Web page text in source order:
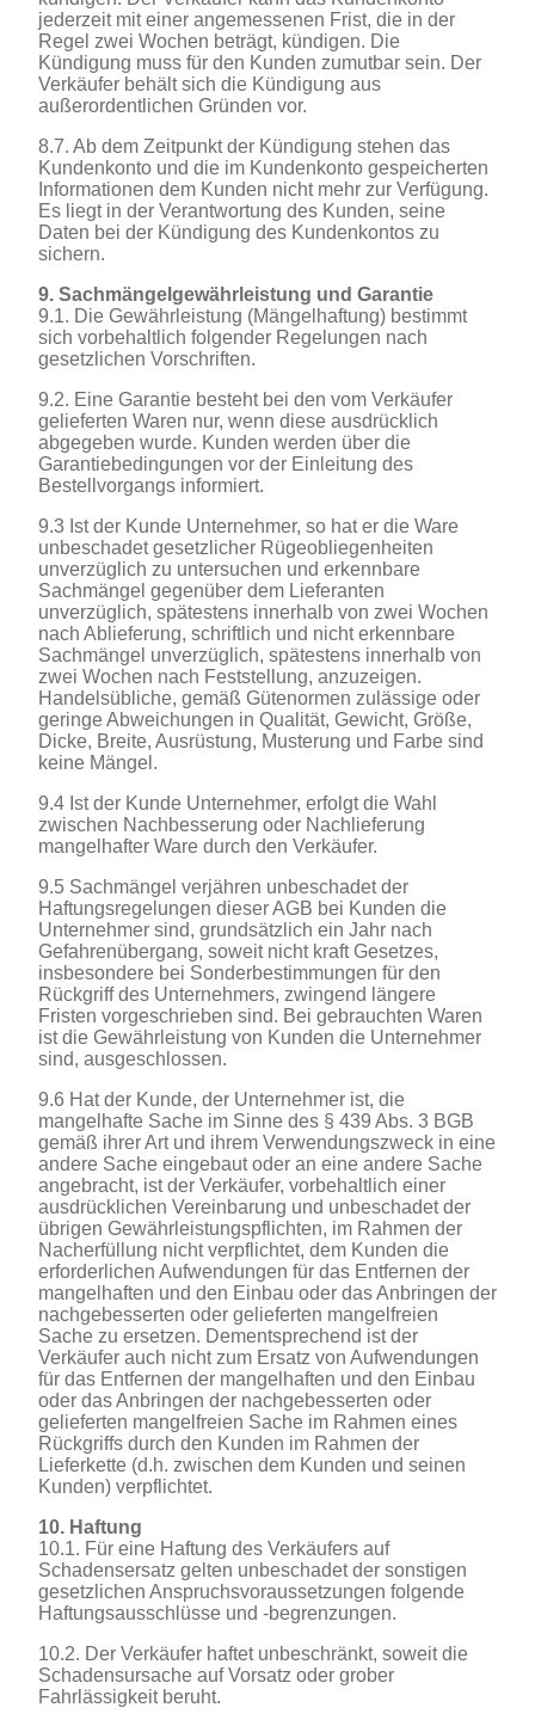
jederzeit mit einer angemessenen Frist, die in der
Regel zwei Wochen beträgt, kündigen. Die
Kündigung muss für den Kunden zumutbar sein. Der
Verkäufer behält sich die Kündigung aus
außerordentlichen Gründen vor.
8.7. Ab dem Zeitpunkt der Kündigung stehen das
Kundenkonto und die im Kundenkonto gespeicherten
Informationen dem Kunden nicht mehr zur Verfügung.
Es liegt in der Verantwortung des Kunden, seine
Daten bei der Kündigung des Kundenkontos zu
sichern.
9. Sachmängelgewährleistung und Garantie
9.1. Die Gewährleistung (Mängelhaftung) bestimmt
sich vorbehaltlich folgender Regelungen nach
gesetzlichen Vorschriften.
9.2. Eine Garantie besteht bei den vom Verkäufer
gelieferten Waren nur, wenn diese ausdrücklich
abgegeben wurde. Kunden werden über die
Garantiebedingungen vor der Einleitung des
Bestellvorgangs informiert.
9.3 Ist der Kunde Unternehmer, so hat er die Ware
unbeschadet gesetzlicher Rügeobliegenheiten
unverzüglich zu untersuchen und erkennbare
Sachmängel gegenüber dem Lieferanten
unverzüglich, spätestens innerhalb von zwei Wochen
nach Ablieferung, schriftlich und nicht erkennbare
Sachmängel unverzüglich, spätestens innerhalb von
zwei Wochen nach Feststellung, anzuzeigen.
Handelsübliche, gemäß Gütenormen zulässige oder
geringe Abweichungen in Qualität, Gewicht, Größe,
Dicke, Breite, Ausrüstung, Musterung und Farbe sind
keine Mängel.
9.4 Ist der Kunde Unternehmer, erfolgt die Wahl
zwischen Nachbesserung oder Nachlieferung
mangelhafter Ware durch den Verkäufer.
9.5 Sachmängel verjähren unbeschadet der
Haftungsregelungen dieser AGB bei Kunden die
Unternehmer sind, grundsätzlich ein Jahr nach
Gefahrenübergang, soweit nicht kraft Gesetzes,
insbesondere bei Sonderbestimmungen für den
Rückgriff des Unternehmers, zwingend längere
Fristen vorgeschrieben sind. Bei gebrauchten Waren
ist die Gewährleistung von Kunden die Unternehmer
sind, ausgeschlossen.
9.6 Hat der Kunde, der Unternehmer ist, die
mangelhafte Sache im Sinne des § 439 Abs. 3 BGB
gemäß ihrer Art und ihrem Verwendungszweck in eine
andere Sache eingebaut oder an eine andere Sache
angebracht, ist der Verkäufer, vorbehaltlich einer
ausdrücklichen Vereinbarung und unbeschadet der
übrigen Gewährleistungspflichten, im Rahmen der
Nacherfüllung nicht verpflichtet, dem Kunden die
erforderlichen Aufwendungen für das Entfernen der
mangelhaften und den Einbau oder das Anbringen der
nachgebesserten oder gelieferten mangelfreien
Sache zu ersetzen. Dementsprechend ist der
Verkäufer auch nicht zum Ersatz von Aufwendungen
für das Entfernen der mangelhaften und den Einbau
oder das Anbringen der nachgebesserten oder
gelieferten mangelfreien Sache im Rahmen eines
Rückgriffs durch den Kunden im Rahmen der
Lieferkette (d.h. zwischen dem Kunden und seinen
Kunden) verpflichtet.
10. Haftung
10.1. Für eine Haftung des Verkäufers auf
Schadensersatz gelten unbeschadet der sonstigen
gesetzlichen Anspruchsvoraussetzungen folgende
Haftungsausschlüsse und -begrenzungen.
10.2. Der Verkäufer haftet unbeschränkt, soweit die
Schadensursache auf Vorsatz oder grober
Fahrlässigkeit beruht.